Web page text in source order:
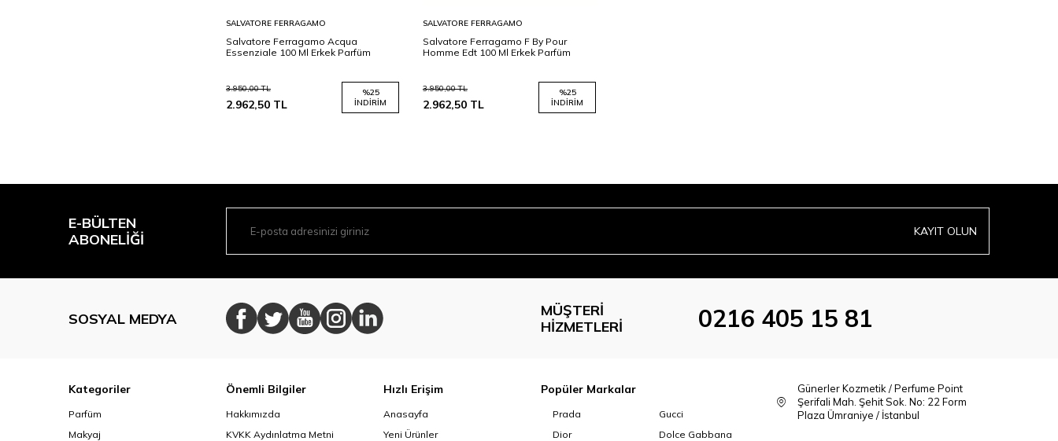
Ekle
SALVATORE FERRAGAMO
Salvatore Ferragamo Acqua
Essenziale 100 Ml Erkek Parfüm
3.950,00TL
2.962,50 TL
%25
İNDIRIM
Ekle
SALVATORE FERRAGAMO
Salvatore Ferragamo F By Pour
Homme Edt 100 Ml Erkek Parfüm
3.950,00TL
2.962,50 TL
%25
İNDIRIM
E-BÜLTEN
ABONELIĞI
KAYIT OLUN
SOSYAL MEDYA
MÜŞTERI
HIZMETLERI
0216 405 15 81
Kategoriler
Parfüm
Makyaj
Önemli Bilgiler
Hakkımızda
KVKK Aydınlatma Metni
Hızlı Erişim
Anasayfa
Yeni Ürünler
Popüler Markalar
Prada
Gucci
Dior
Dolce Gabbana
Günerler Kozmetik / Perfume Point
Şerifali Mah. Şehit Sok. No: 22 Form
Plaza Ümraniye / İstanbul